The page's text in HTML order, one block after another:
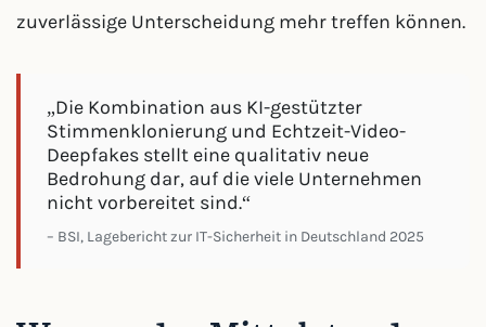
zuverlässige Unterscheidung mehr treffen können.
„Die Kombination aus KI-gestützter
Stimmenklonierung und Echtzeit-Video-
Deepfakes stellt eine qualitativ neue
Bedrohung dar, auf die viele Unternehmen
nicht vorbereitet sind.“
– BSI, Lagebericht zur IT-Sicherheit in Deutschland 2025